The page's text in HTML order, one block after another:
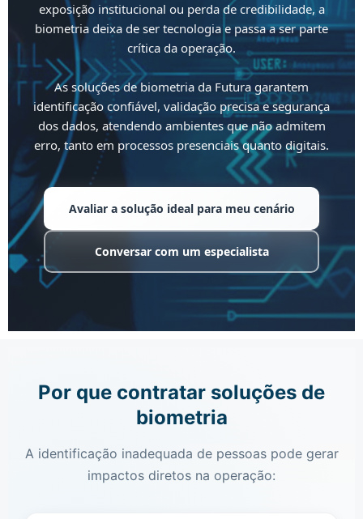
exposição institucional ou perda de credibilidade, a
biometria deixa de ser tecnologia e passa a ser parte
crítica da operação.
As soluções de biometria da Futura garantem
identificação confiável, validação precisa e segurança
dos dados, atendendo ambientes que não admitem
erro, tanto em processos presenciais quanto digitais.
Avaliar a solução ideal para meu cenário
de biometria
Conversar com um especialista
da Futura
Por que contratar soluções de
biometria
A identificação inadequada de pessoas pode gerar
impactos diretos na operação: